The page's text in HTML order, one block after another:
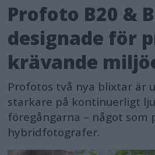
Profoto B20 &
designade för
krävande
Profotos två nya blixtar är
starkare på kontinuerligt
föregångarna – något som
hybridfotografer.